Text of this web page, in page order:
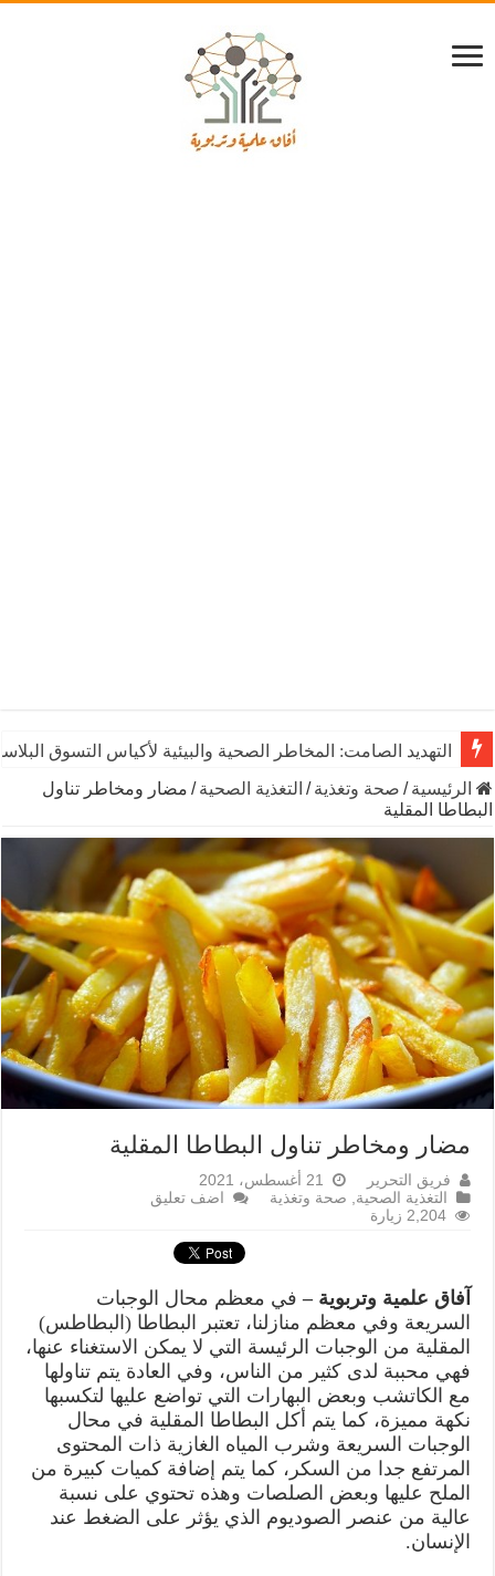
التهديد الصامت: المخاطر الصحية والبيئية لأكياس التسوق
الرئيسية / صحة وتغذية / التغذية الصحية / مضار ومخاطر تناول
البطاطا المقلية
مضار ومخاطر تناول البطاطا المقلية
فريق التحرير
21 أغسطس، 2021
التغذية الصحية, صحة وتغذية
اضف تعليق
2,204 زيارة
آفاق علمية وتربوية –في معظم محال الوجبات
السريعة وفي معظم منازلنا، تعتبر البطاطا (البطاطس)
المقلية من الوجبات الرئيسة التي لا يمكن الاستغناء عنها،
فهي محببة لدى كثير من الناس، وفي العادة يتم تناولها
مع الكاتشب وبعض البهارات التي تواضع عليها لتكسبها
نكهة مميزة، كما يتم أكل البطاطا المقلية في محال
الوجبات السريعة وشرب المياه الغازية ذات المحتوى
المرتفع جدا من السكر، كما يتم إضافة كميات كبيرة من
الملح عليها وبعض الصلصات وهذه تحتوي على نسبة
عالية من عنصر الصوديوم الذي يؤثر على الضغط عند
الإنسان.